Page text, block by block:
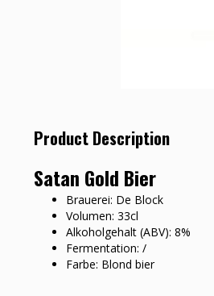
Product Description
Satan Gold Bier
Brauerei: De Block
Volumen: 33cl
Alkoholgehalt (ABV): 8%
Fermentation: /
Farbe: Blond bier